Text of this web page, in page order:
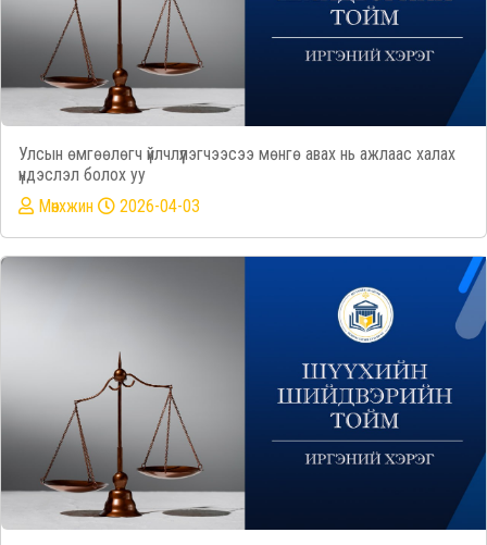
Улсын өмгөөлөгч үйлчлүүлэгчээсээ мөнгө авах нь ажлаас халах
үндэслэл болох уу
Mөнхжин
2026-04-03